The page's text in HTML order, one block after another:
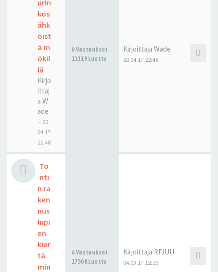
urin
kos
ähk
öist
ä m
ökil
lä
Kirjo
ittaj
a W
ade
- 20.
04.17
22:48
0 Vastaukset
11319 Luettu
Kirjoittaja Wade
20.04.17 22:48
To
nti
n ra
ken
nus
lupi
en
kier
tä
min
6 Vastaukset
17508 Luettu
Kirjoittaja RFJUU
04.03.17 12:26